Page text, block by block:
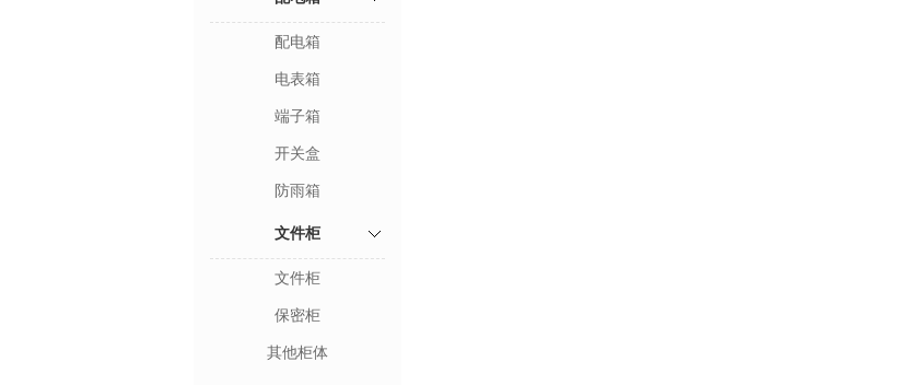
配电箱
电表箱
端子箱
开关盒
防雨箱
文件柜
文件柜
保密柜
其他柜体